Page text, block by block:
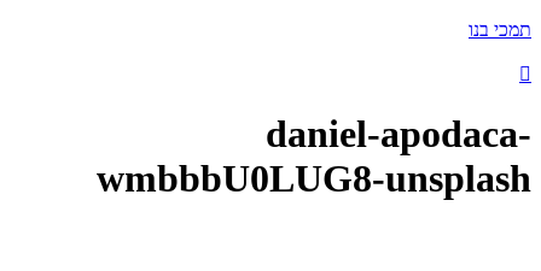
תמכי בנו
daniel-apodaca-
wmbbbU0LUG8-unsplash